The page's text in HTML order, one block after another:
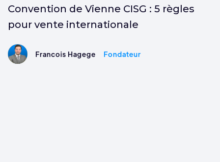
Convention de Vienne CISG : 5 règles
pour vente internationale
Francois Hagege Fondateur